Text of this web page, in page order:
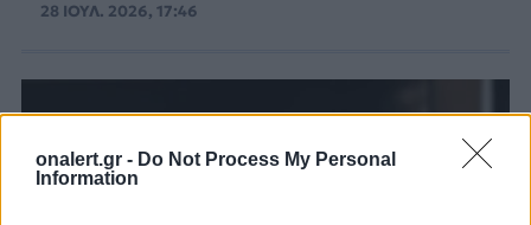
onalert.gr - Do Not Process My Personal
Information
28 ΙΟΥΛ. 2026, 17:46